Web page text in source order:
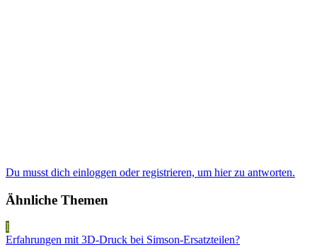
Du musst dich einloggen oder registrieren, um hier zu antworten.
Ähnliche Themen
I
Erfahrungen mit 3D-Druck bei Simson-Ersatzteilen?